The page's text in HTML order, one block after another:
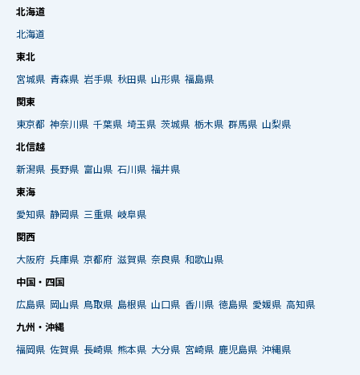
北海道
北海道
東北
宮城県 青森県 岩手県 秋田県 山形県 福島県
関東
東京都 神奈川県 千葉県 埼玉県 茨城県 栃木県 群馬県 山梨県
北信越
新潟県 長野県 富山県 石川県 福井県
東海
愛知県 静岡県 三重県 岐阜県
関西
大阪府 兵庫県 京都府 滋賀県 奈良県 和歌山県
中国・四国
広島県 岡山県 鳥取県 島根県 山口県 香川県 徳島県 愛媛県 高知県
九州・沖縄
福岡県 佐賀県 長崎県 熊本県 大分県 宮崎県 鹿児島県 沖縄県